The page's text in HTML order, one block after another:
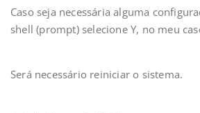
Caso seja necessária alguma
shell (prompt) selecione Y, no meu
Será necessário reiniciar o sistema.